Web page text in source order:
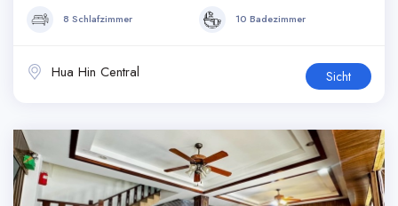
8 Schlafzimmer 10 Badezimmer
Hua Hin Central Sicht